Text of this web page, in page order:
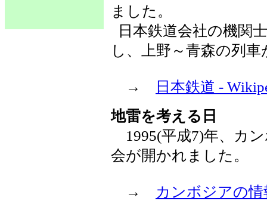
ました。
日本鉄道会社の機関
し、上野～青森の列
→
日本鉄道 -
地雷を考える日
1995(平成7)年、カ
会が開かれました。
→
カンボジアの情